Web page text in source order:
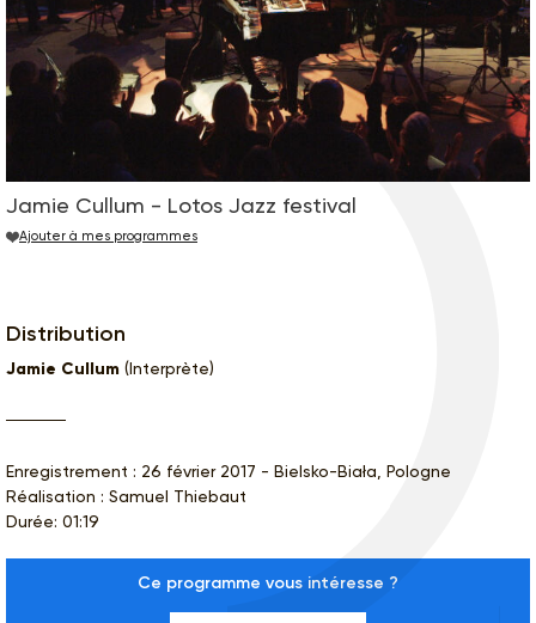
Jamie Cullum - Lotos Jazz festival
Ajouter à mes programmes
Distribution
Jamie Cullum (Interprète)
Enregistrement : 26 février 2017 - Bielsko-Biała, Pologne
Réalisation : Samuel Thiebaut
Durée: 01:19
Ce programme vous intéresse ?